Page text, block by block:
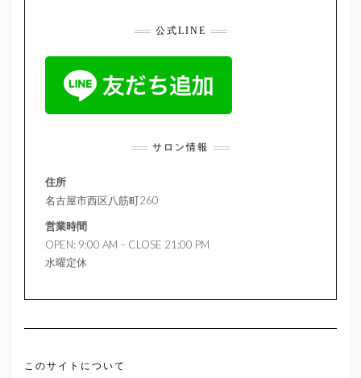
公式LINE
サロン情報
住所
名古屋市西区八筋町260
営業時間
OPEN: 9:00 AM – CLOSE 21:00 PM
水曜定休
このサイトについて